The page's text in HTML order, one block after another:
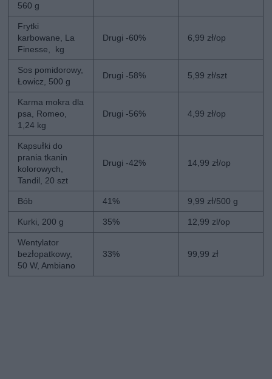
560 g
Frytki
karbowane, La
Finesse, kg
Drugi -60% 6,99 zł/op
Sos pomidorowy,
Łowicz, 500 g
Drugi -58% 5,99 zł/szt
Karma mokra dla
psa, Romeo,
1,24 kg
Drugi -56% 4,99 zł/op
Kapsułki do
prania tkanin
kolorowych,
Tandil, 20 szt
Drugi -42% 14,99 zł/op
Bób 41% 9,99 zł/500 g
Kurki, 200 g 35% 12,99 zl/op
Wentylator
bezłopatkowy,
50 W, Ambiano
33% 99,99 zł